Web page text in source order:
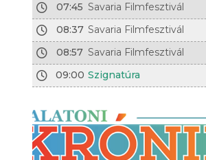
07:45 Savaria Filmfesztivál
08:37 Savaria Filmfesztivál
08:57 Savaria Filmfesztivál
09:00 Szignatúra